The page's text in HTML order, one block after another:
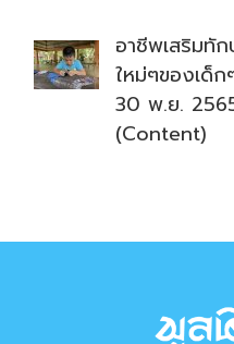
อาชีพเสริมทัก
ใหม่ๆของเด็ก
30 พ.ย.
(Content)